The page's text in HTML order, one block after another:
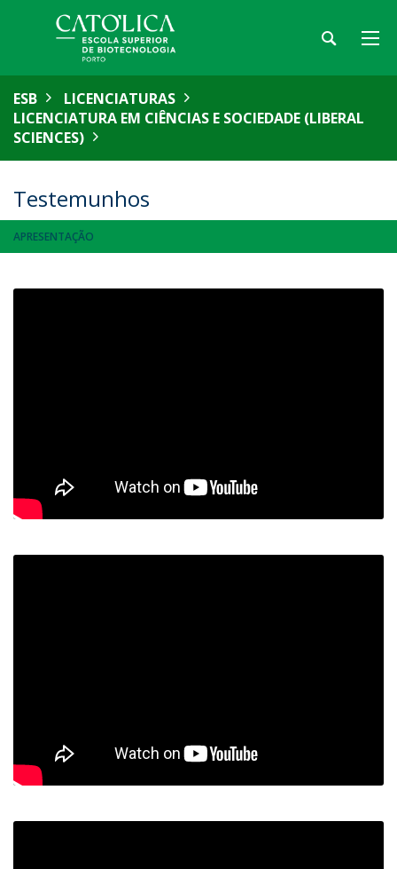
ESB
LICENCIATURAS
LICENCIATURA EM CIÊNCIAS E SOCIEDADE (LIBERAL
SCIENCES)
Testemunhos
APRESENTAÇÃO